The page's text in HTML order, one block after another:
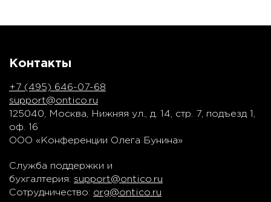
Контакты
+7 (495) 646-07-68
support@ontico.ru
125040, Москва, Нижняя ул., д. 14, стр. 7, подъезд 1,
оф. 16
ООО «Конференции Олега Бунина»
Служба поддержки и
бухгалтерия: support@ontico.ru
Сотрудничество: org@ontico.ru